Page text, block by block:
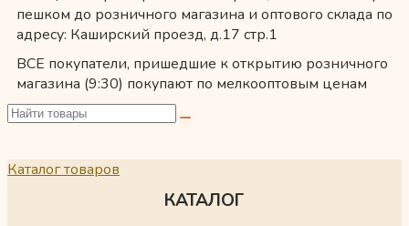
пешком до розничного магазина и оптового склада по
адресу: Каширский проезд, д.17 стр.1
ВСЕ покупатели, пришедшие к открытию розничного
магазина (9:30) покупают по мелкооптовым ценам
Каталог товаров
КАТАЛОГ